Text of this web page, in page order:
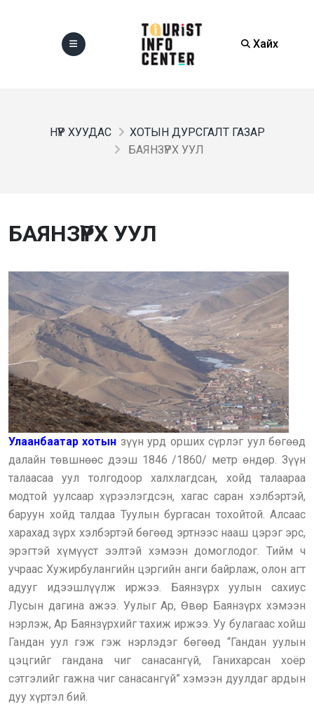
Хайх
НҮҮР ХУУДАС
ХОТЫН ДУРСГАЛТ ГАЗАР
БАЯНЗҮРХ УУЛ
БАЯНЗҮРХ УУЛ
Улаанбаатар хотын зүүн урд орших сүрлэг уул бөгөөд
далайн төвшнөөс дээш 1846 /1860/ метр өндөр. Зүүн
талаасаа уул толгодоор халхлагдсан, хойд талаараа
модтой уулсаар хүрээлэгдсэн, хагас саран хэлбэртэй,
баруун хойд талдаа Туулын бургасан тохойтой. Алсаас
харахад зүрх хэлбэртэй бөгөөд эртнээс нааш цэрэг эрс,
эрэгтэй хүмүүст ээлтэй хэмээн домоглодог. Тийм ч
учраас Хужирбулангийн цэргийн анги байрлаж, олон агт
адууг идээшлүүлж иржээ. Баянзүрх уулын сахиус
Лусын дагина ажээ. Уулыг Ар, Өвөр Баянзүрх хэмээн
нэрлэж, Ар Баянзүрхийг тахиж иржээ. Уу булагаас хойш
Гандан уул гэж гэж нэрлэдэг бөгөөд “Гандан уулын
цэцгийг гандана чиг санасангүй, Ганихарсан хоёр
сэтгэлийг гажна чиг санасангүй” хэмээн дуулдаг ардын
дуу хүртэл бий.